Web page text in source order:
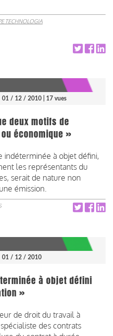
TECHNOLOGIA
01 / 12 / 2010 | 17 vues
deux motifs de
économique »
indéterminée à objet défini,
les représentants du
serait de nature non
émission.
01 / 12 / 2010
à objet défini
»
de droit du travail à
des contrats